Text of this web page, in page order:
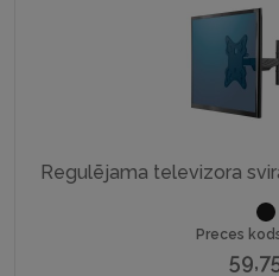
Regulējama televizora
Preces